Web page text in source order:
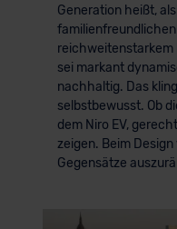
Generation heißt,
reichweitenstarkem
sei markant
nachhaltig. Das
selbstbewusst. Ob
dem Niro EV,
zeigen. Beim
Gegensätze